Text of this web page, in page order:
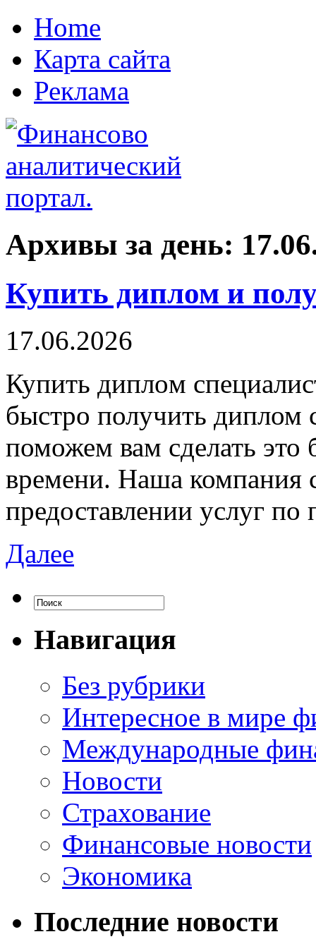
Home
Карта сайта
Реклама
Архивы за день:
Купить диплом и
17.06.2026
Купить диплoм
быстро получить диплом
поможем вам сделать это
времени. Наша компания
предоставлении услуг
Далее
Навигация
Без рубрики
Интересное в мире
Международные
Новости
Страхование
Финансовые новости
Экономика
Последние новости